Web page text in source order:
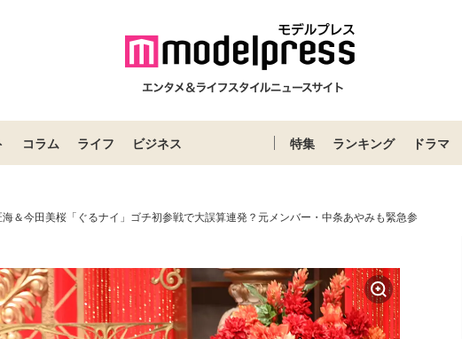
コラム ライフ ビジネス 特集 ランキング ドラマ
＆今田美桜「ぐるナイ」ゴチ初参戦で大誤算連発？元メンバー・中条あやみも緊急参